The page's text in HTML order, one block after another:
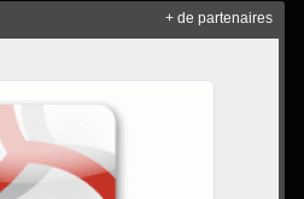
+ de partenaires